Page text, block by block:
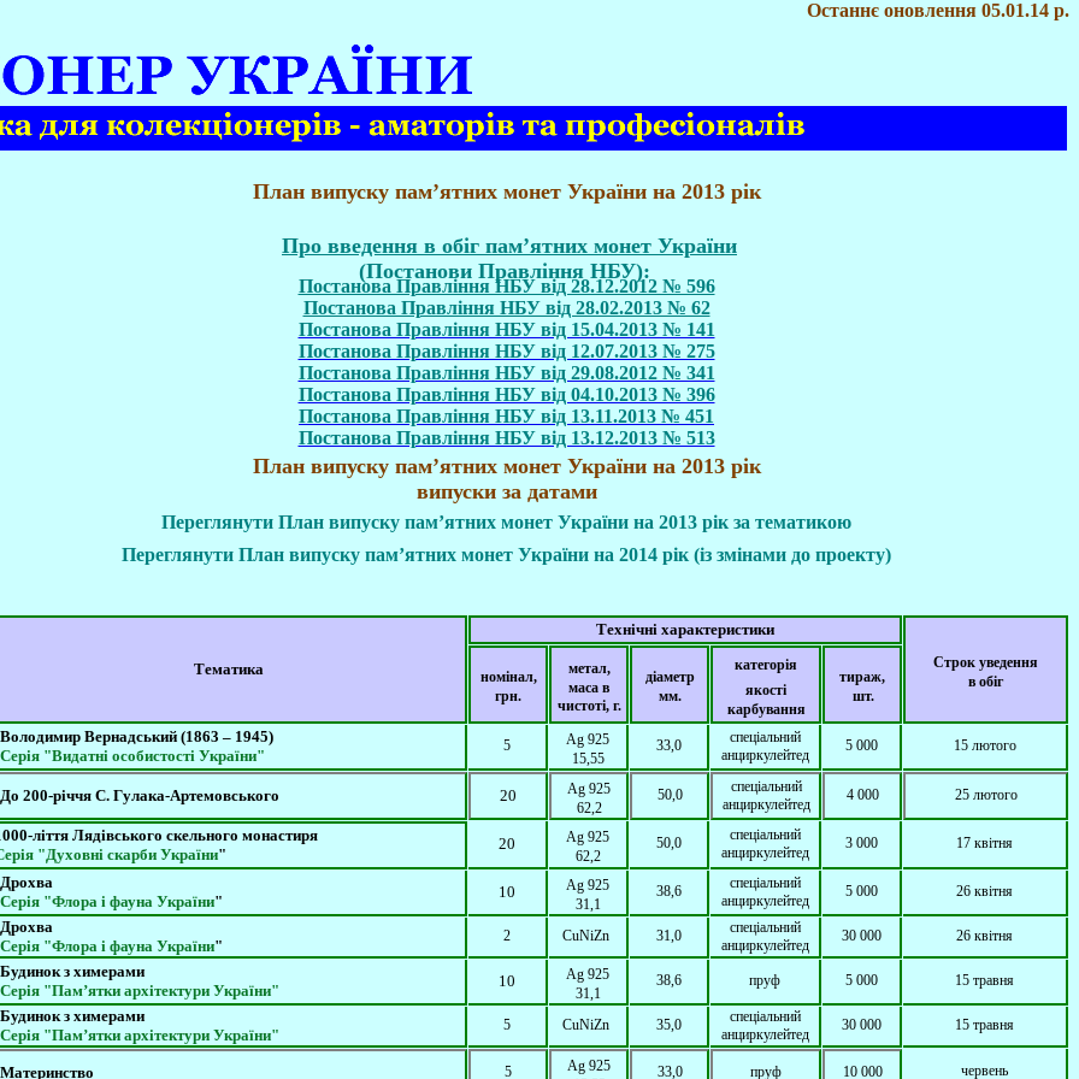
Останнє оновлення 05.01.14 р.
План випуску пам’ятних монет України на 2013рік
Про введення в обіг пам’ятних монет України
(Постанови Правління НБУ):
Постанова Правління НБУ від 28.12.2012 № 596
Постанова Правління НБУ від 28.02.2013 № 62
Постанова Правління НБУ від 15.04.2013 № 141
Постанова Правління НБУ від 12.07.2013 № 275
Постанова Правління НБУ від 29.08.2012 № 341
Постанова Правління НБУ від 04.10.2013 № 396
Постанова Правління НБУ від 13.11.2013 № 451
Постанова Правління НБУ від 13.12.2013 № 513
План випуску пам’ятних монет України на 2013рік
випуски за датами
Переглянути План випуску пам’ятних монет України на 2013 рік за тематикою
Переглянути План випуску пам’ятних монет України на 2014 рік (із змінами до проекту)
Тематика
Технічні характеристики
Строк уведення
в обіг
номінал,
грн.
метал,
маса в
чистоті, г.
діаметр
мм.
категорія
якості
карбування
тираж,
шт.
Володимир Вернадський (1863 – 1945)
Серія "Видатні особистості України"
5 Ag 925
15,55
33,0
спеціальний
анциркулейтед
5 000 15 лютого
До 200-річчя С.Гулака-Артемовського 20 Ag 925
62,2
50,0
спеціальний
анциркулейтед
4 000 25 лютого
літтяЛядівського скельного монастиря
"Духовні скарби України"
20 Ag 925
62,2
50,0
спеціальний
анциркулейтед
3 000 17 квітня
Дрохва
Серія "Флора і фауна України"
10 Ag 925
31,1
38,6
спеціальний
анциркулейтед
5 000 26 квітня
Дрохва
Серія "Флора і фауна України"
2 CuNiZn 31,0
спеціальний
анциркулейтед
30 000 26 квітня
Будинок з химерами
Серія "Пам’ятки архітектури України"
10 Ag 925
31,1
38,6 пруф 5 000 15 травня
Будинок з химерами
Серія "Пам’ятки архітектури України"
5 CuNiZn 35,0
спеціальний
анциркулейтед
30 000 15 травня
Материнство 5 Ag 925
33,0 пруф 10 000 червень